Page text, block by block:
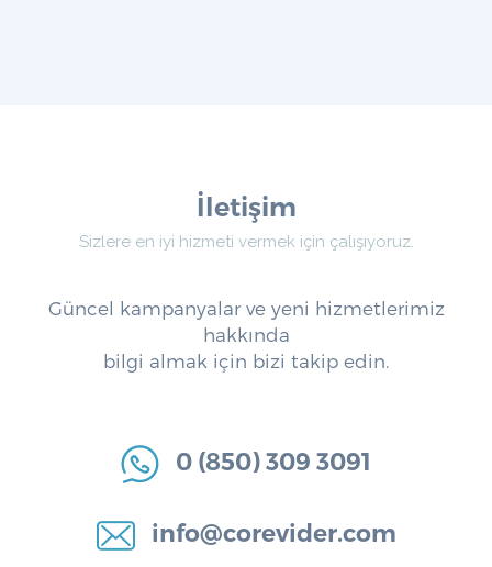
İletişim
Sizlere en iyi hizmeti vermek için çalışıyoruz.
Güncel kampanyalar ve yeni hizmetlerimiz
hakkında
bilgi almak için bizi takip edin.
0 (850) 309 3091
info@corevider.com